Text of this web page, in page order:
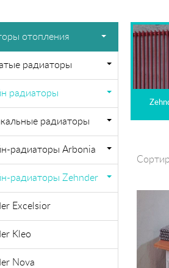
отопления
радиаторы
радиаторы
радиаторы
радиаторы Arbonia
радиаторы Zehnder
Excelsior
Kleo
Nova